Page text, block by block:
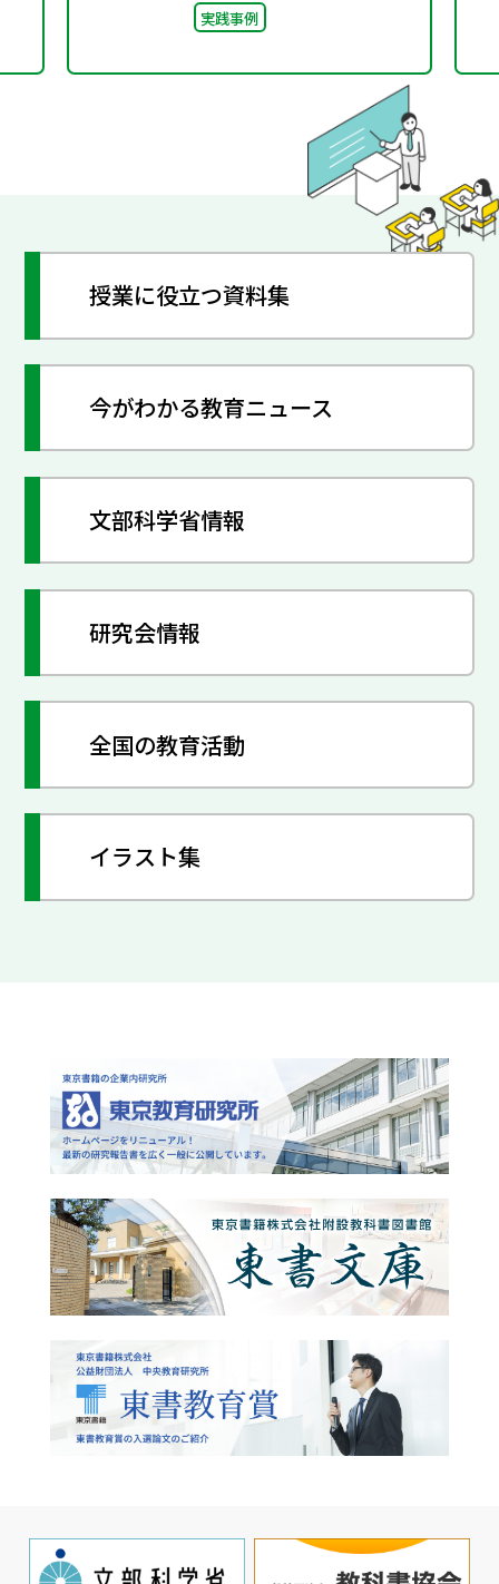
実践事例
授業に役立つ資料集
今がわかる教育ニュース
文部科学省情報
研究会情報
全国の教育活動
イラスト集